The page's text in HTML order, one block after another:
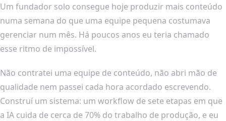
Um fundador solo consegue hoje produzir mais conteúdo
numa semana do que uma equipe pequena costumava
gerenciar num mês. Há poucos anos eu teria chamado
esse ritmo de impossível.
Não contratei uma equipe de conteúdo, não abri mão de
qualidade nem passei cada hora acordado escrevendo.
Construí um sistema: um workflow de sete etapas em que
a IA cuida de cerca de 70% do trabalho de produção, e eu